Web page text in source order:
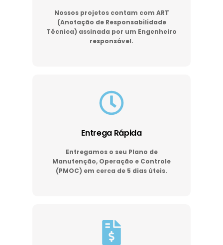
Nossos projetos contam com ART
(Anotação de Responsabilidade
Técnica) assinada por um Engenheiro
responsável.
Entrega Rápida
Entregamos o seu Plano de
Manutenção, Operação e Controle
(PMOC) em cerca de 5 dias úteis.